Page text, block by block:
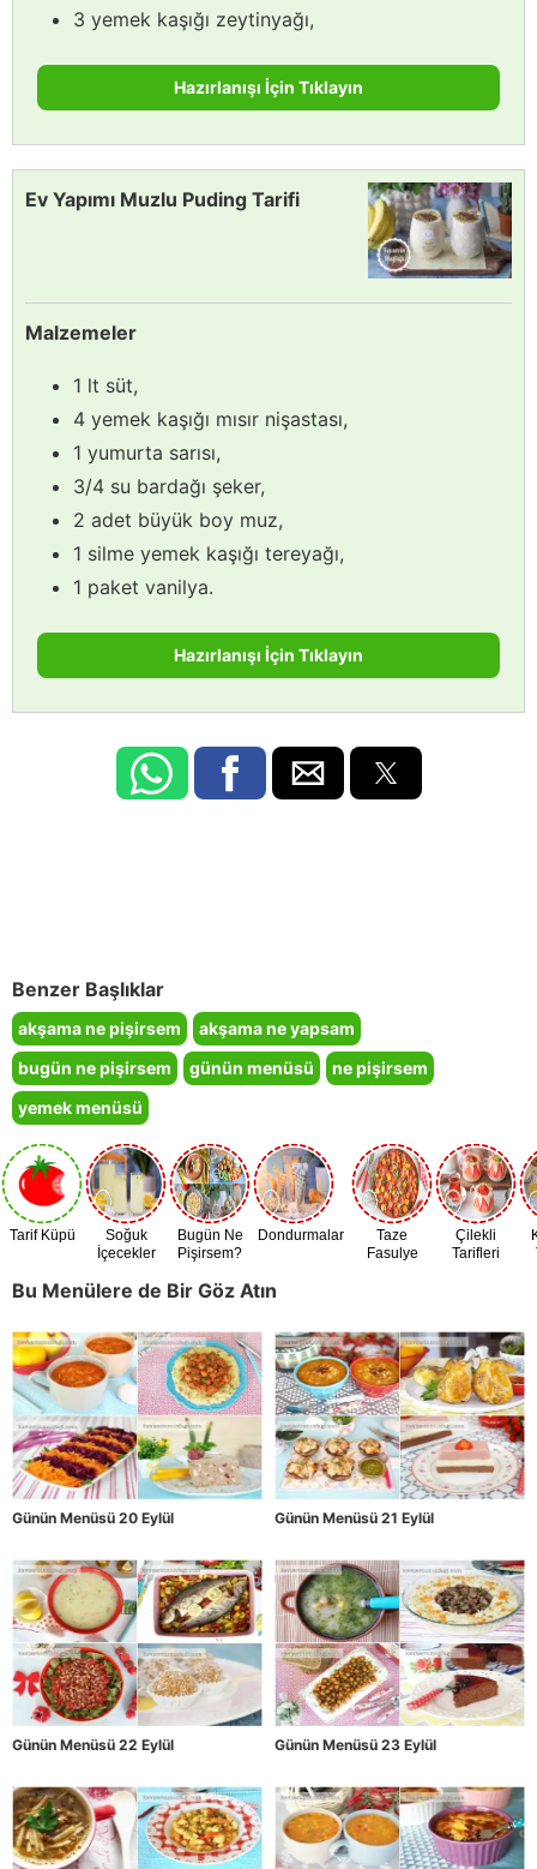
3 yemek kaşığı zeytinyağı,
Hazırlanışı İçin Tıklayın
Ev Yapımı Muzlu Puding Tarifi
Malzemeler
1 lt süt,
4 yemek kaşığı mısır nişastası,
1 yumurta sarısı,
3/4 su bardağı şeker,
2 adet büyük boy muz,
1 silme yemek kaşığı tereyağı,
1 paket vanilya.
Hazırlanışı İçin Tıklayın
Benzer Başlıklar
akşama ne pişirsem
akşama ne yapsam
bugün ne pişirsem
günün menüsü
ne pişirsem
yemek menüsü
Tarif Küpü
Soğuk
İçecekler
Bugün Ne
Pişirsem?
Dondurmalar
Taze
Fasulye
Çilekli
Tarifleri
Bu Menülere de Bir Göz Atın
Günün Menüsü 20 Eylül Günün Menüsü 21 Eylül
Günün Menüsü 22 Eylül Günün Menüsü 23 Eylül